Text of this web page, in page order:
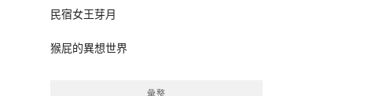
民宿女王芽月
猴屁的異想世界
彙整